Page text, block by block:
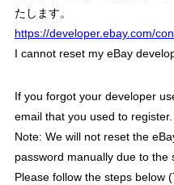
たします。
https://developer.ebay.com/
I cannot reset my eBay
If you forgot your developer
email that you used to register.
Note: We will not reset the
password manually due to
Please follow the steps below